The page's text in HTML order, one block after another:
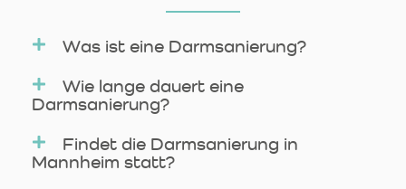
Was ist eine Darmsanierung?
Wie lange dauert eine
Darmsanierung?
Findet die Darmsanierung in
Mannheim statt?